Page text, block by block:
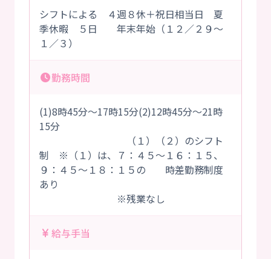
シフトによる ４週８休＋祝日相当日 夏
季休暇 ５日 年末年始（１２／２９～
１／３）
勤務時間
(1)8時45分～17時15分(2)12時45分～21時
15分
（１）（２）のシフト
制 ※（１）は、７：４５～１６：１５、
９：４５～１８：１５の 時差勤務制度
あり
※残業なし
給与手当